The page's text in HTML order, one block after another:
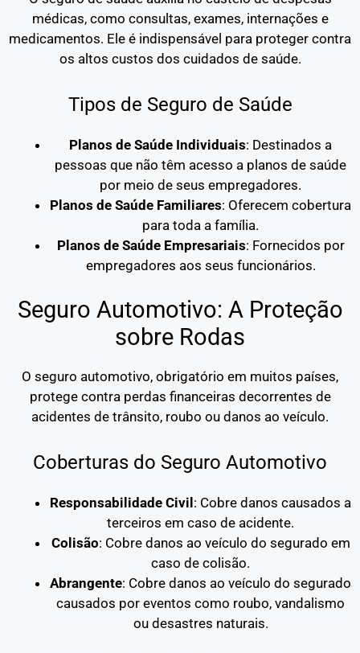
médicas, como consultas, exames, internações e
medicamentos. Ele é indispensável para proteger contra
os altos custos dos cuidados de saúde.
Tipos de Seguro de Saúde
Planos de Saúde Individuais: Destinados a
pessoas que não têm acesso a planos de saúde
por meio de seus empregadores.
Planos de Saúde Familiares: Oferecem cobertura
para toda a família.
Planos de Saúde Empresariais: Fornecidos por
empregadores aos seus funcionários.
Seguro Automotivo: A Proteção
sobre Rodas
O seguro automotivo, obrigatório em muitos países,
protege contra perdas financeiras decorrentes de
acidentes de trânsito, roubo ou danos ao veículo.
Coberturas do Seguro Automotivo
Responsabilidade Civil: Cobre danos causados a
terceiros em caso de acidente.
Colisão: Cobre danos ao veículo do segurado em
caso de colisão.
Abrangente: Cobre danos ao veículo do segurado
causados por eventos como roubo, vandalismo
ou desastres naturais.